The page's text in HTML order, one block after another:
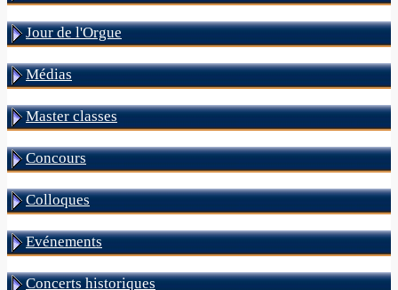
Jour de l'Orgue
Médias
Master classes
Concours
Colloques
Evénements
Concerts historiques